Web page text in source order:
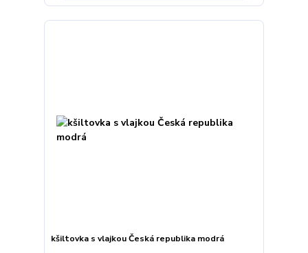
kšiltovka s vlajkou Česká republika modrá